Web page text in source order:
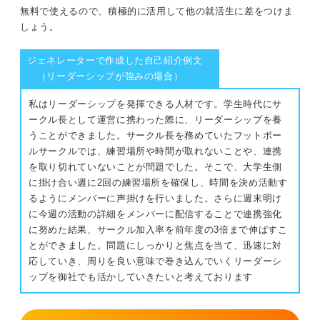
無料で使えるので、積極的に活用して他の就活生に差をつけま
しょう。
ジェネレーターで作成した自己紹介例文
（リーダーシップが強みの場合）
私はリーダーシップを発揮できる人材です。学生時代にサ
ークル長として運営に携わった際に、リーダーシップを養
うことができました。サークル長を務めていたフットボー
ルサークルでは、練習場所や時間が取れないことや、連携
を取り切れていないことが問題でした。そこで、大学生側
に掛け合い週に2回の練習場所を確保し、時間を決め活動す
るようにメンバーに声掛けを行いました。さらに週末明け
に今週の活動の詳細をメンバーに配信することで連携強化
に努めた結果、サークル加入率を前年度の3倍まで伸ばすこ
とができました。問題にしっかりと焦点を当て、迅速に対
応していき、周りを良い意味で巻き込んでいくリーダーシ
ップを御社でも活かしていきたいと考えております